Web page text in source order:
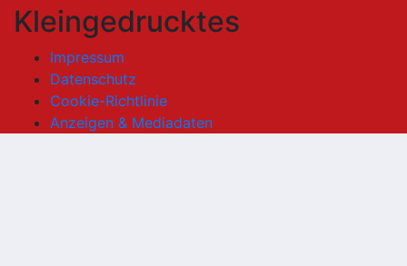
Kleingedrucktes
Impressum
Datenschutz
Cookie-Richtlinie
Anzeigen & Mediadaten